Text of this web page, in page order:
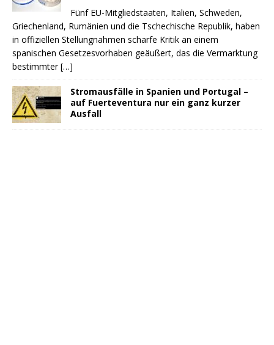
Fünf EU-Mitgliedstaaten, Italien, Schweden,
Griechenland, Rumänien und die Tschechische Republik, haben
in offiziellen Stellungnahmen scharfe Kritik an einem
spanischen Gesetzesvorhaben geäußert, das die Vermarktung
bestimmter[…]
Stromausfälle in Spanien und Portugal –
auf Fuerteventura nur ein ganz kurzer
Ausfall